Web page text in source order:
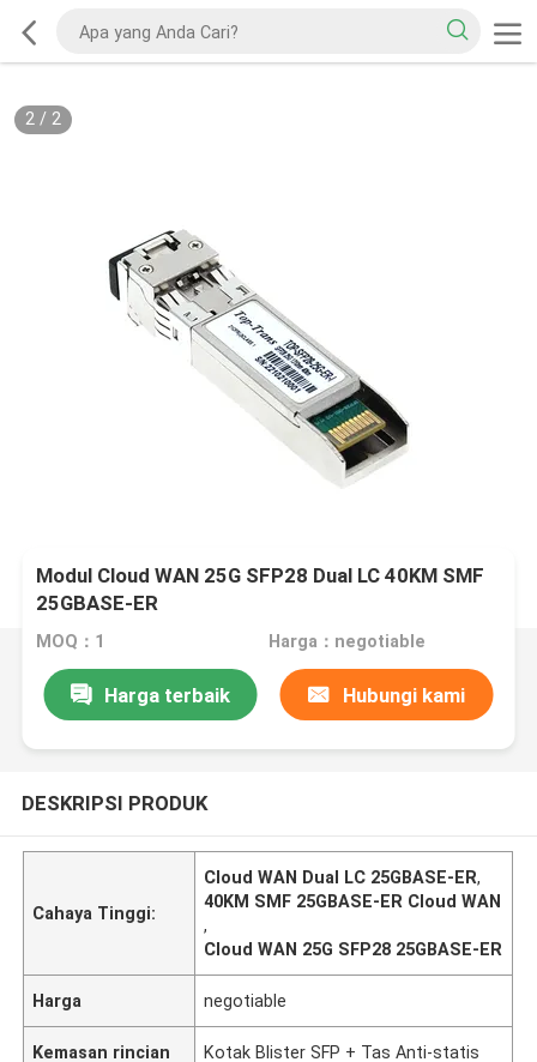
2/ 2
Modul Cloud WAN 25G SFP28 Dual LC 40KM SMF
25GBASE-ER
MOQ：1 Harga：negotiable
Harga terbaik Hubungi kami
DESKRIPSI PRODUK
Cahaya Tinggi:
Cloud WAN Dual LC 25GBASE-ER,
40KM SMF 25GBASE-ER Cloud WAN
,
Cloud WAN 25G SFP28 25GBASE-ER
Harga negotiable
Kemasan rincian Kotak Blister SFP + Tas Anti-statis